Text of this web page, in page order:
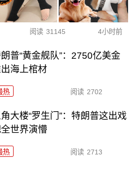
阅读 31145 4小时前
普“黄金舰队”：2750亿美金
海上棺材
热 阅读 2702
大楼“罗生门”：特朗普这出戏
世界演懵
热 阅读 2713